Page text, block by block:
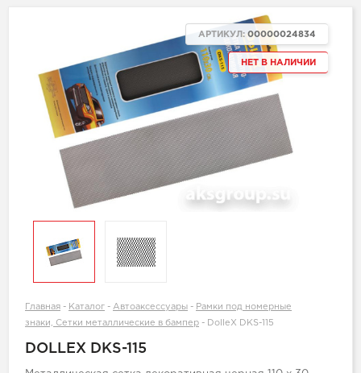
НЕТ В НАЛИЧИИ
АРТИКУЛ: 00000024834
Главная - Каталог - Автоаксессуары - Рамки под номерные
знаки, Сетки металлические в бампер - DolleX DKS-115
DOLLEX DKS-115